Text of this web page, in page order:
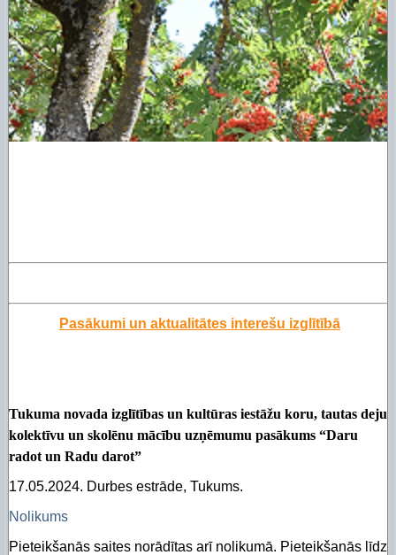
Pasākumi un aktualitātes interešu izglītībā
Tukuma novada izglītības un kultūras iestāžu koru, tautas deju
kolektīvu un skolēnu mācību uzņēmumu pasākums “Daru
radot un Radu darot”
17.05.2024. Durbes estrāde, Tukums.
Nolikums
Pieteikšanās saites norādītas arī nolikumā. Pieteikšanās līdz